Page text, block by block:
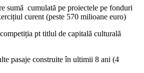
sumă cumulată pe proiectele pe fonduri
curent (peste 570 milioane euro)
pt titlul de capitală culturală
pasaje construite în ultimii 8 ani (4